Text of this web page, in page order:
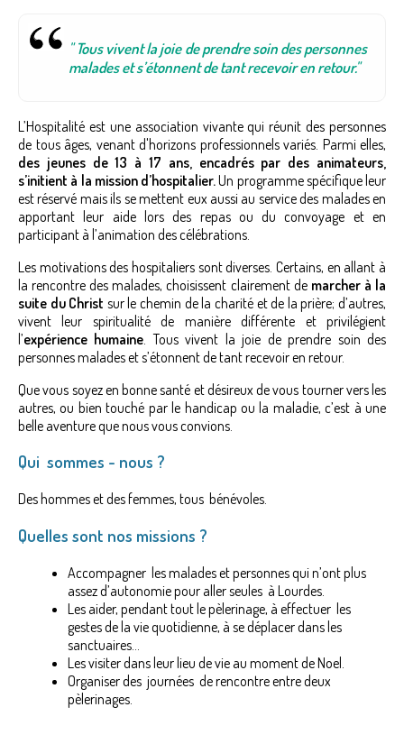
" Tous vivent la joie de prendre soin des personnes
malades et s’étonnent de tant recevoir en retour."
L’Hospitalité est une association vivante qui réunit des personnes
de tous âges, venant d'horizons professionnels variés. Parmi elles,
des jeunes de 13 à 17 ans, encadréspar des animateurs,
s’initient à la mission d’hospitalier.Un programme spécifique leur
est réservé mais ils se mettent eux aussi au service des malades en
apportant leur aide lors des repas ou du convoyage et en
participant à l’animation des célébrations.
Les motivations des hospitaliers sont diverses. Certains, en allant à
la rencontre des malades, choisissent clairement de marcher à la
suite du Christ sur le chemin de la charité et de la prière; d’autres,
vivent leur spiritualité de manière différente et privilégient
l’expérience humaine . Tous vivent la joie de prendre soin des
personnes malades et s’étonnent de tant recevoir en retour.
Que vous soyez en bonne santé et désireux de vous tourner vers les
autres, ou bien touché par le handicap ou la maladie, c’est à une
belle aventure que nous vous convions.
Qui sommes - nous ?
Des hommes et des femmes, tous bénévoles.
Quelles sont nos missions ?
Accompagner les malades et personnes qui n’ont plus
assez d’autonomie pour aller seules à Lourdes.
Les aider, pendant tout le pèlerinage, à effectuer les
gestes de la vie quotidienne, à se déplacer dans les
sanctuaires…
Les visiter dans leur lieu de vie au moment de Noel.
Organiser des journées de rencontre entre deux
pèlerinages.